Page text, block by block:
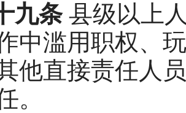
九条 县级以上
中滥用职权、
他直接责任人
。